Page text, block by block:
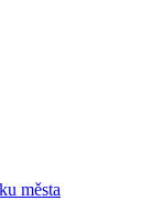
města